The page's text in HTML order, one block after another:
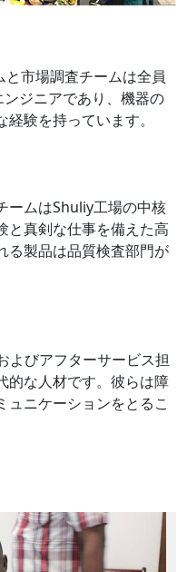
市場調査チームは全員
ジニアであり、機器の
験を持っています。
ームはShuliy工場の中核
と真剣な仕事を備えた高
る製品は品質検査部門が
よびアフターサービス担
的な人材です。彼らは障
ュニケーションをとるこ